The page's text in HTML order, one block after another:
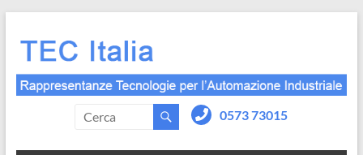
contenuto
0573 73015